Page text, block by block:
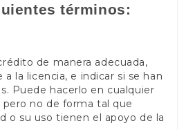
términos:
de manera adecuada,
a la licencia, e indicar si se han
Puede hacerlo en cualquier
pero no de forma tal que
o su uso tienen el apoyo de la